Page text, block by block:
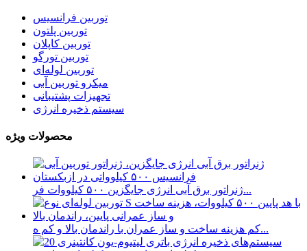
توربین فرانسیس
توربین پلتون
توربین کاپلان
توربین تورگو
توربین لوله‌ای
میکرو توربین آبی
تجهیزات پشتیبانی
سیستم ذخیره انرژی
محصولات ویژه
ژنراتور برق آبی انرژی جایگزین ۵۰۰ کیلووات فر...
کم هزینه ساخت و ساز عمران با راندمان بالا و کم ه...